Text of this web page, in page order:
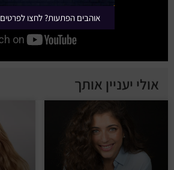
אולי יעניין אותך
אוהבים הפתעות? לחצו לפרטים